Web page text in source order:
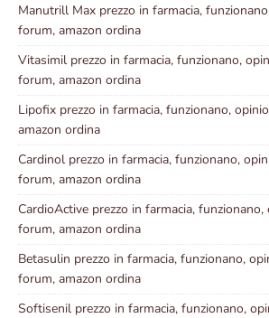
Manutrill Max prezzo in farmacia,
forum, amazon ordina
Vitasimil prezzo in farmacia, funzionano,
forum, amazon ordina
Lipofix prezzo in farmacia, funzionano,
amazon ordina
Cardinol prezzo in farmacia, funzionano,
forum, amazon ordina
CardioActive prezzo in farmacia,
forum, amazon ordina
Betasulin prezzo in farmacia, funzionano,
forum, amazon ordina
Softisenil prezzo in farmacia, funzionano,